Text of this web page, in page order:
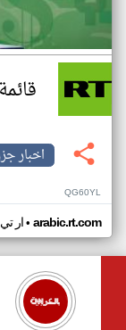
اخبار
QG60YL
ار• arabic.rt.com